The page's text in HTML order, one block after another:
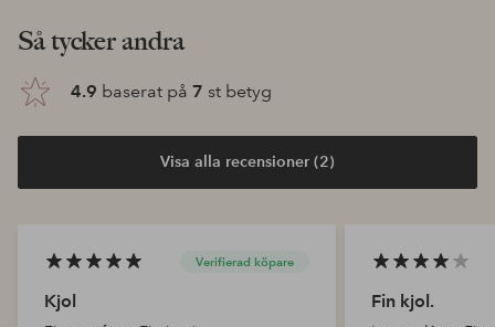
Så tycker andra
4.9 baserat på 7 st betyg
Visa alla recensioner (2)
Verifierad köpare
Kjol Fin kjol.